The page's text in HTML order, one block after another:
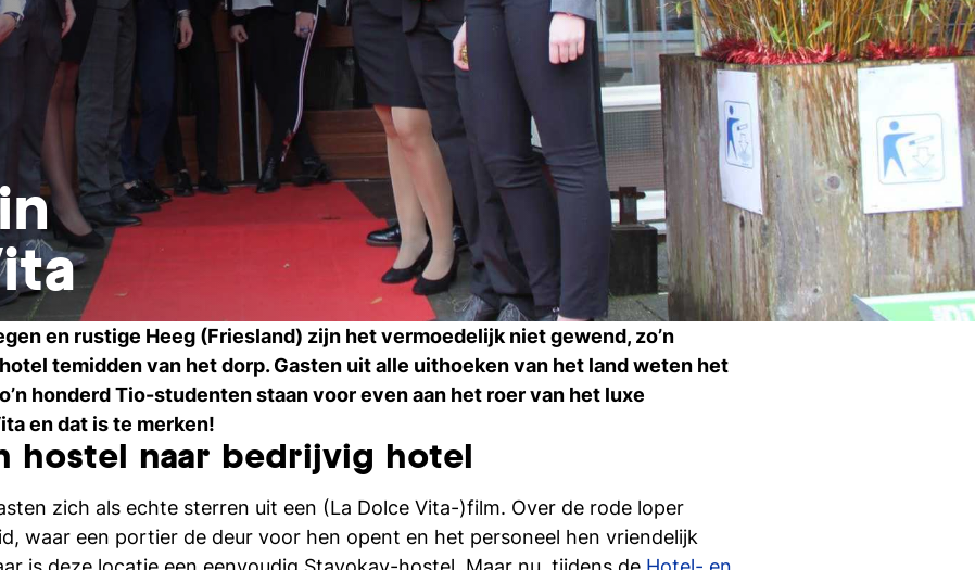
en rustige Heeg (Friesland) zijn het vermoedelijk niet gewend, zo’n
temidden van het dorp. Gasten uit alle uithoeken van het land weten het
honderd Tio-studenten staan voor even aan het roer van het luxe
en dat is te merken!
hostel naar bedrijvig hotel
zich als echte sterren uit een (La Dolce Vita-)film. Over de rode loper
waar een portier de deur voor hen opent en het personeel hen vriendelijk